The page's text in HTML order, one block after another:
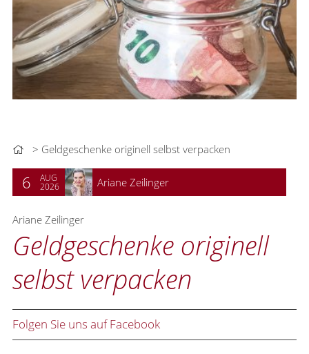
Geldgeschenke originell selbst verpacken
6
AUG
2026
Ariane Zeilinger
Ariane Zeilinger
Geldgeschenke originell
selbst verpacken
Folgen Sie uns auf Facebook